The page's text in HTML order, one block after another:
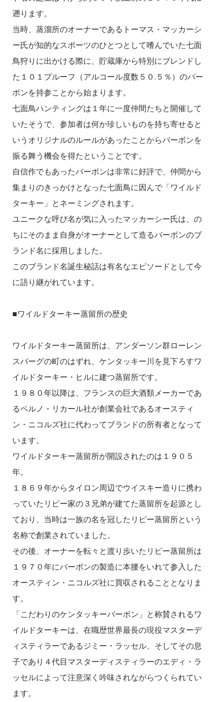
遡ります。
当時、蒸溜所のオーナーであるトーマス・マッカーシ
ー氏が知的なスポーツのひとつとして嗜んでいた七面
鳥狩りに出かける際に、貯蔵庫から特別にブレンドし
た１０１プルーフ（アルコール度数５０.５％）のバー
ボンを持参ことから始まります。
七面鳥ハンティングは１年に一度仲間たちと開催して
いたそうで、参加者は何か珍しいものを持ち寄せると
いうオリジナルのルールがあったことからバーボンを
振る舞う機会を得たということです。
自信作でもあったバーボンは非常に好評で、仲間から
集まりのきっかけとなった七面鳥に因んで「ワイルド
ターキー」とネーミングされます。
ユニークな呼び名が気に入ったマッカーシー氏は、の
ちにそのまま自身がオーナーとして造るバーボンのブ
ランド名に採用しました。
このブランド名誕生秘話は有名なエピソードとして今
に語り継がれています。
■ワイルドターキー蒸留所の歴史
ワイルドターキー蒸留所は、アンダーソン群ローレン
スバーグの町のはずれ、ケンタッキー川を見下ろすワ
イルドターキー・ヒルに建つ蒸留所です。
１９８０年以降は、フランスの巨大酒類メーカーであ
るペルノ・リカール社が創業会社であるオースティ
ン・ニコルズ社に代わってブランドの所有者となって
います。
ワイルドターキー蒸留所が開設されたのは１９０５
年。
１８６９年からタイロン周辺でウイスキー造りに携わ
っていたリピー家の３兄弟が建てた蒸留所を起源とし
ており、当時は一族の名を冠したリピー蒸留所という
名称で創業されていました。
その後、オーナーを転々と渡り歩いたリピー蒸留所は
１９７０年にバーボンの製造に本腰をいれて参入した
オースティン・ニコルズ社に買収されることとなりま
す。
「こだわりのケンタッキーバーボン」と称賛されるワ
イルドターキーは、在職歴世界最長の現役マスターデ
ィスティラーであるジミー・ラッセル、そしてその息
子であり４代目マスターディスティラーのエディ・ラ
ッセルによって注意深く吟味されながらつくられてい
ます。